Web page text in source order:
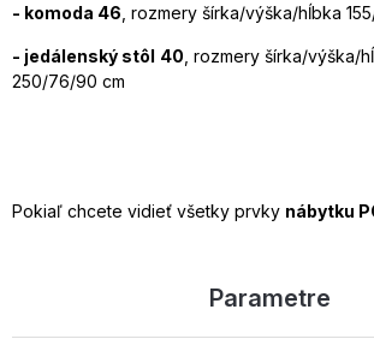
- komoda 46 , rozmery šírka/výška/hĺbka
- jedálenský stôl 40 , rozmery šírka/výška/
250/76/90 cm
Pokiaľ chcete vidieť všetky prvky nábytku
Parametre